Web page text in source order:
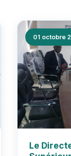
01 octobre
Le